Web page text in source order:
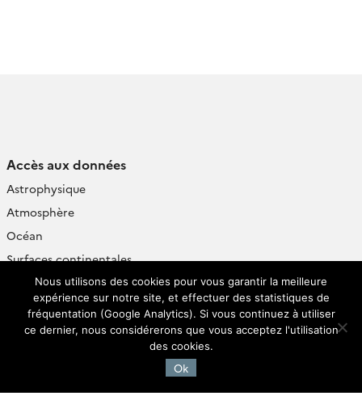
Accès aux données
Astrophysique
Atmosphère
Océan
Surfaces continentales
Terre solide
SEDOO / OMP
Nous utilisons des cookies pour vous garantir la meilleure
expérience sur notre site, et effectuer des statistiques de
fréquentation (Google Analytics). Si vous continuez à utiliser
ce dernier, nous considérerons que vous acceptez l'utilisation
des cookies.
Ok